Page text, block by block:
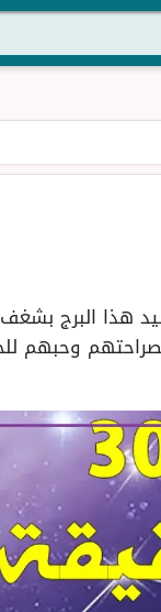
هذا البرج
وحبهم